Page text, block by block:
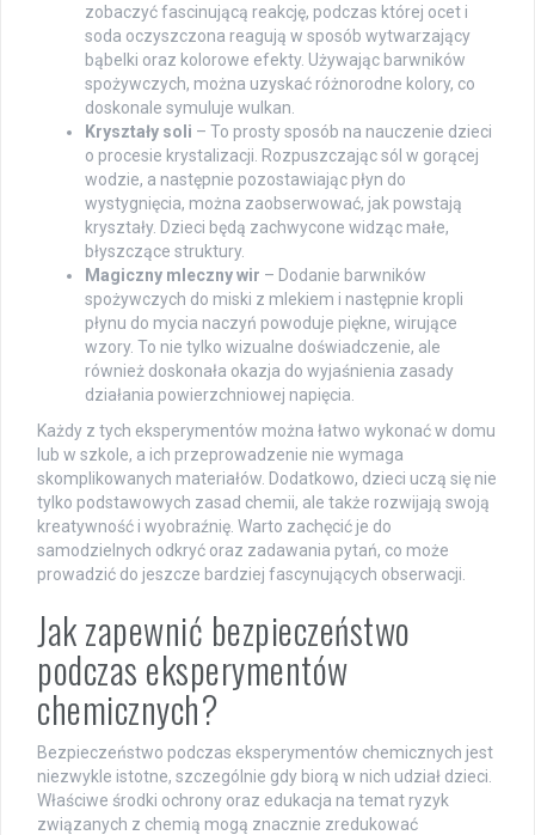
zobaczyć fascinującą reakcję, podczas której ocet i
soda oczyszczona reagują w sposób wytwarzający
bąbelki oraz kolorowe efekty. Używając barwników
spożywczych, można uzyskać różnorodne kolory, co
doskonale symuluje wulkan.
Kryształy soli – To prosty sposób na nauczenie dzieci
o procesie krystalizacji. Rozpuszczając sól w gorącej
wodzie, a następnie pozostawiając płyn do
wystygnięcia, można zaobserwować, jak powstają
kryształy. Dzieci będą zachwycone widząc małe,
błyszczące struktury.
Magiczny mleczny wir – Dodanie barwników
spożywczych do miski z mlekiem i następnie kropli
płynu do mycia naczyń powoduje piękne, wirujące
wzory. To nie tylko wizualne doświadczenie, ale
również doskonała okazja do wyjaśnienia zasady
działania powierzchniowej napięcia.
Każdy z tych eksperymentów można łatwo wykonać w domu
lub w szkole, a ich przeprowadzenie nie wymaga
skomplikowanych materiałów. Dodatkowo, dzieci uczą się nie
tylko podstawowych zasad chemii, ale także rozwijają swoją
kreatywność i wyobraźnię. Warto zachęcić je do
samodzielnych odkryć oraz zadawania pytań, co może
prowadzić do jeszcze bardziej fascynujących obserwacji.
Jak zapewnić bezpieczeństwo
podczas eksperymentów
chemicznych?
Bezpieczeństwo podczas eksperymentów chemicznych jest
niezwykle istotne, szczególnie gdy biorą w nich udział dzieci.
Właściwe środki ochrony oraz edukacja na temat ryzyk
związanych z chemią mogą znacznie zredukować